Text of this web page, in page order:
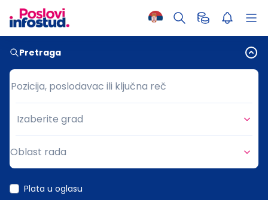
Pretraga
Pozicija, poslodavac ili ključna reč
Pozicija, poslodavac ili ključna reč
Grad
Izaberite grad
Oblast rada
Plata u oglasu